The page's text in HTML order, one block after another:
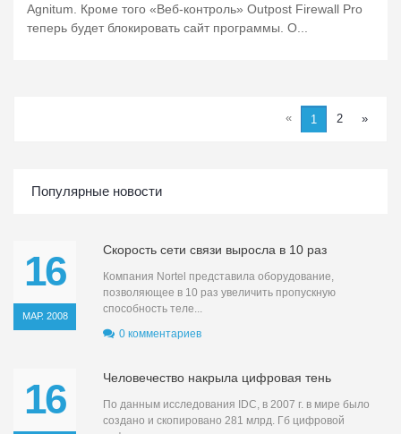
Agnitum. Кроме того «Веб-контроль» Outpost Firewall Pro
теперь будет блокировать сайт программы. О...
« 1 2 »
Популярные новости
16
МАР. 2008
Скорость сети связи выросла в 10 раз
Компания Nortel представила оборудование,
позволяющее в 10 раз увеличить пропускную
способность теле...
0 комментариев
16 Человечество накрыла цифровая тень
По данным исследования IDC, в 2007 г. в мире было
создано и скопировано 281 млрд. Гб цифровой